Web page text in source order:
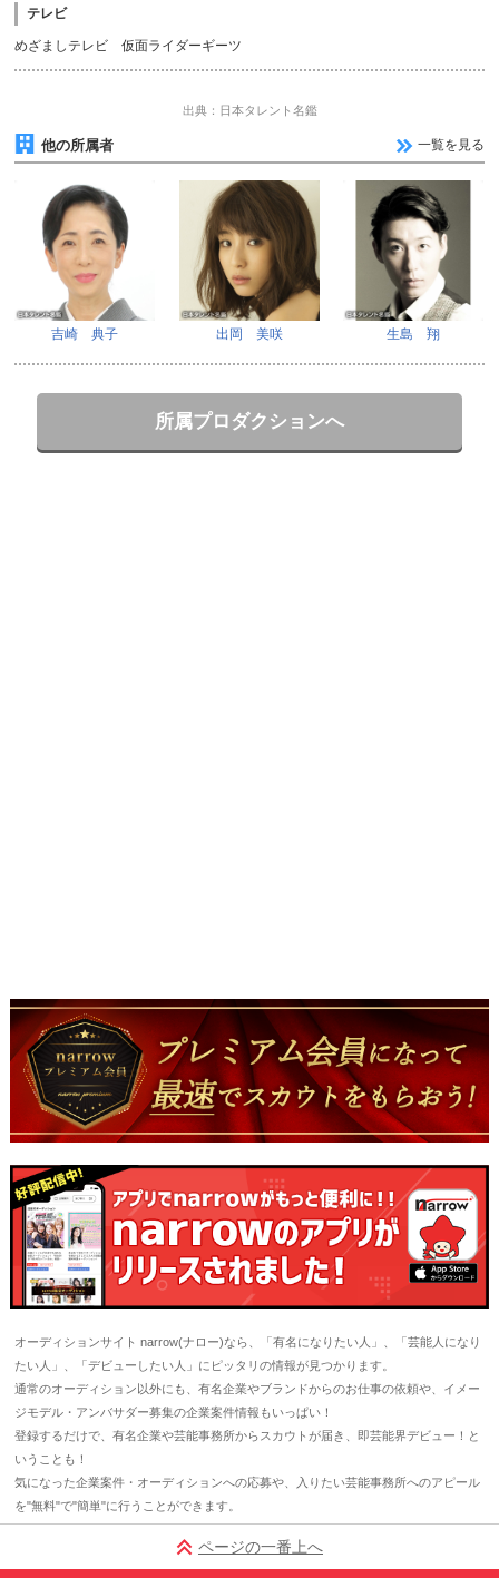
テレビ
めざましテレビ 仮面ライダーギーツ
出典：日本タレント名鑑
他の所属者 一覧を見る
吉崎 典子 出岡 美咲 生島 翔
所属プロダクションへ
オーディションサイト narrow(ナロー)なら、「有名になりたい人」、「芸能人になり
たい人」、「デビューしたい人」にピッタリの情報が見つかります。
通常のオーディション以外にも、有名企業やブランドからのお仕事の依頼や、イメー
ジモデル・アンバサダー募集の企業案件情報もいっぱい！
登録するだけで、有名企業や芸能事務所からスカウトが届き、即芸能界デビュー！と
いうことも！
気になった企業案件・オーディションへの応募や、入りたい芸能事務所へのアピール
を"無料"で"簡単"に行うことができます。
ページの一番上へ